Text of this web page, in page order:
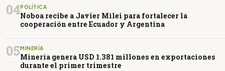
04POLÍTICA
Noboa recibe a Javier Milei para fortalecer la
cooperación entre Ecuador y Argentina
05MINERÍA
Minería genera USD 1.381 millones en exportaciones
durante el primer trimestre